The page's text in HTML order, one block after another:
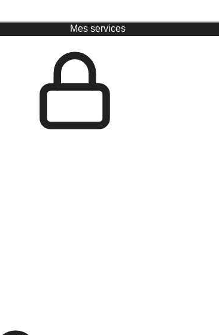
Mes services